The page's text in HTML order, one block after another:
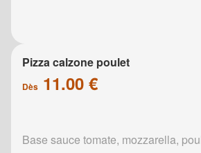
Pizza calzone poulet
Dès 11.00 €
Base sauce tomate, mozzarella,